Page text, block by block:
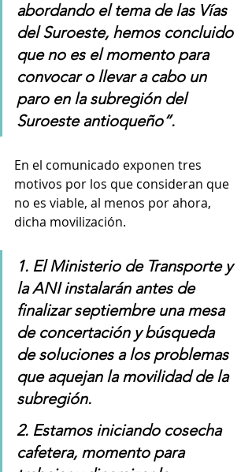
abordando el tema de las Vías
del Suroeste, hemos concluido
que no es el momento para
convocar o llevar a cabo un
paro en la subregión del
Suroeste antioqueño”.
En el comunicado exponen tres
motivos por los que consideran que
no es viable, al menos por ahora,
dicha movilización.
1. El Ministerio de Transporte y
la ANI instalarán antes de
finalizar septiembre una mesa
de concertación y búsqueda
de soluciones a los problemas
que aquejan la movilidad de la
subregión.
2. Estamos iniciando cosecha
cafetera, momento para